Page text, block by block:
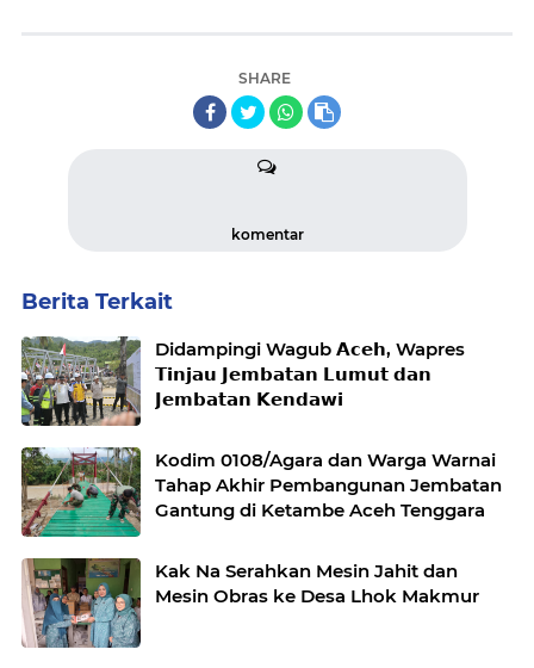
SHARE
komentar
Berita Terkait
Didampingi Wagub 𝗔𝗰𝗲𝗵, Wapres
𝗧𝗶𝗻𝗷𝗮𝘂 𝗝𝗲𝗺𝗯𝗮𝘁𝗮𝗻 𝗟𝘂𝗺𝘂𝘁 𝗱𝗮𝗻
𝗝𝗲𝗺𝗯𝗮𝘁𝗮𝗻 𝗞𝗲𝗻𝗱𝗮𝘄𝗶
Kodim 0108/Agara dan Warga Warnai
Tahap Akhir Pembangunan Jembatan
Gantung di Ketambe Aceh Tenggara
Kak Na Serahkan Mesin Jahit dan
Mesin Obras ke Desa Lhok Makmur